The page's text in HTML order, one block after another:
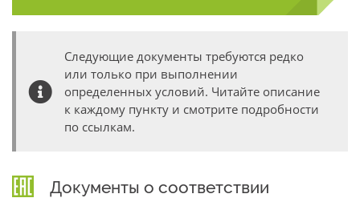
Следующие документы требуются редко
или только при выполнении
определенных условий. Читайте описание
к каждому пункту и смотрите подробности
по ссылкам.
Документы о соответствии